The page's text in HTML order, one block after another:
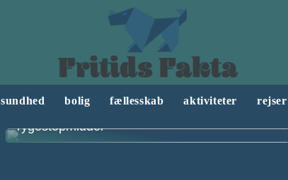
sundhed bolig fællesskab aktiviteter rejser
rygestopmiddel